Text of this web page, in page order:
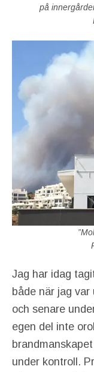
på
Jag har idag
både när jag
och senare
egen del inte
under kontroll.